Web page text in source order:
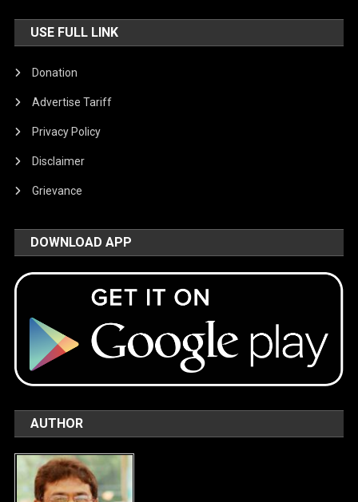
USE FULL LINK
Donation
Advertise Tariff
Privacy Policy
Disclaimer
Grievance
DOWNLOAD APP
AUTHOR